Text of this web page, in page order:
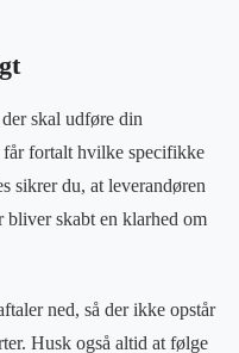
skal udføre din
får fortalt hvilke specifikke
sikrer du, at leverandøren
bliver skabt en klarhed om
ned, så der ikke opstår
Husk også altid at følge